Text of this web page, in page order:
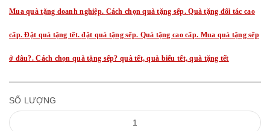
Mua quà tặng doanh nghiệp. Cách chọn quà tặng sếp.Quà tặng đối tác cao
cấp.Đặt quà tặng tết.đặt quà tặng sếp. Quà tặng cao cấp. Mua quà tặng sếp
ở đâu?.Cách chọn quà tặng sếp? quà tết, quà biếu tết, quà tặng tết
SỐ LƯỢNG